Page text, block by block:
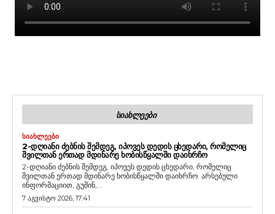
ᲡᲘᲐᲮᲚᲔᲔᲑᲘ
ᲡᲘᲐᲮᲚᲔᲔᲑᲘ
2-ᲓᲦᲘᲐᲜᲘ ᲫᲔᲑᲜᲘᲡ ᲨᲔᲛᲓᲔᲒ, ᲘᲞᲝᲕᲔᲡ ᲓᲔᲓᲘᲡ ᲪᲮᲔᲓᲐᲠᲘ, ᲠᲝᲛᲔᲚᲘᲪ
ᲨᲕᲘᲚᲗᲐᲜ ᲔᲠᲗᲐᲓ ᲛᲓᲘᲜᲐᲠᲔ ᲮᲝᲑᲘᲡᲬᲧᲐᲚᲨᲘ ᲓᲐᲘᲮᲠᲩᲝ
2-დღიანი ძებნის შემდეგ, იპოვეს დედის ცხედარი, რომელიც
შვილთან ერთად მდინარე ხობისწყალში დაიხრჩო. არსებული
ინფორმაციით, გუშინ,...
7 აგვისტო 2026, 17:41